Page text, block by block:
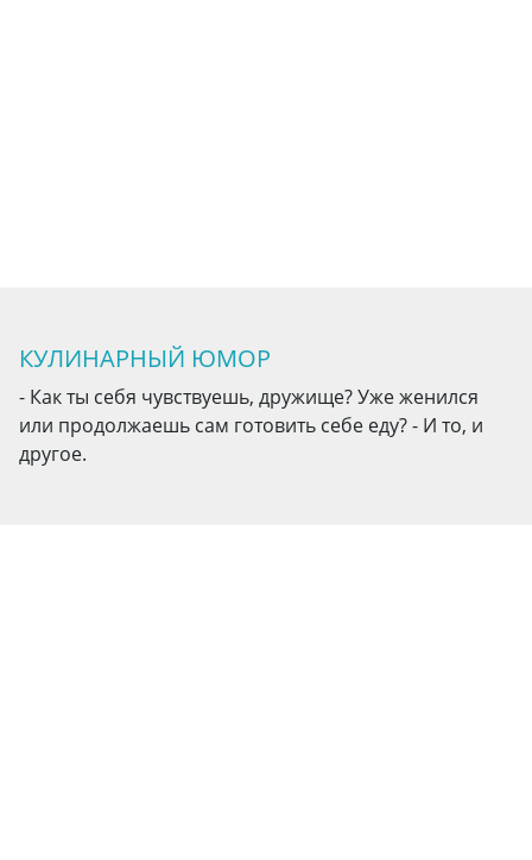
КУЛИНАРНЫЙ ЮМОР
- Как ты себя чувствуешь, дружище? Уже женился
или продолжаешь сам готовить себе еду? - И то, и
другое.